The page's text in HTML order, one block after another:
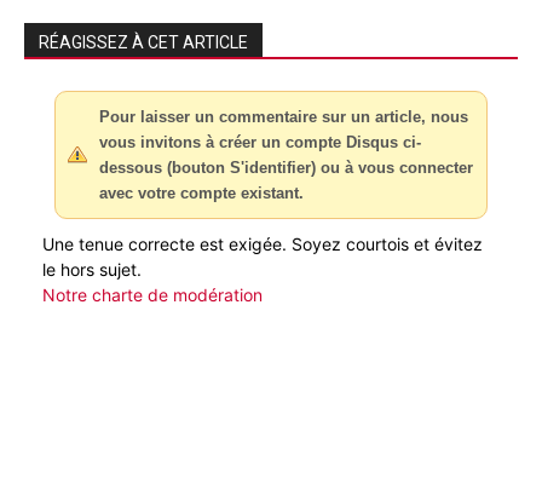
RÉAGISSEZ À CET ARTICLE
Pour laisser un commentaire sur un article, nous
vous invitons à créer un compte Disqus ci-
dessous (bouton S'identifier) ou à vous connecter
avec votre compte existant.
Une tenue correcte est exigée. Soyez courtois et évitez
le hors sujet.
Notre charte de modération